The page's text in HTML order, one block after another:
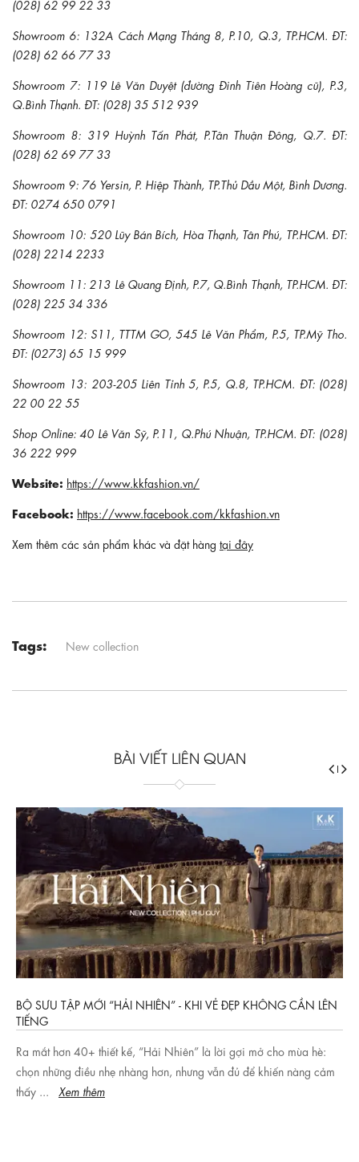
(028) 62 99 22 33
Showroom 6: 132A Cách Mạng Tháng 8, P.10, Q.3, TP.HCM. ĐT:
(028) 62 66 77 33
Showroom 7: 119 Lê Văn Duyệt (đường Đinh Tiên Hoàng cũ), P.3,
Q.Bình Thạnh. ĐT: (028) 35 512 939
Showroom 8: 319 Huỳnh Tấn Phát, P.Tân Thuận Đông, Q.7. ĐT:
(028) 62 69 77 33
Showroom 9: 76 Yersin, P. Hiệp Thành, TP.Thủ Dầu Một, Bình Dương.
ĐT: 0274 650 0791
Showroom 10: 520 Lũy Bán Bích, Hòa Thạnh, Tân Phú, TP.HCM. ĐT:
(028) 2214 2233
Showroom 11: 213 Lê Quang Định, P.7, Q.Bình Thạnh, TP.HCM. ĐT:
(028) 225 34 336
Showroom 12: S11, TTTM GO, 545 Lê Văn Phẩm, P.5, TP.Mỹ Tho.
ĐT: (0273) 65 15 999
Showroom 13: 203-205 Liên Tỉnh 5, P.5, Q.8, TP.HCM. ĐT: (028)
22 00 22 55
Shop Online: 40 Lê Văn Sỹ, P.11, Q.Phú Nhuận, TP.HCM. ĐT: (028)
36 222 999
Website: https://www.kkfashion.vn/
Facebook: https://www.facebook.com/kkfashion.vn
Xem thêm các sản phẩm khác và đặt hàng tại đây
Tags: New collection
BÀI VIẾT LIÊN QUAN
BỘ SƯU TẬP MỚI “HẢI NHIÊN” - KHI VẺ ĐẸP KHÔNG CẦN LÊN
TIẾNG
Ra mắt hơn 40+ thiết kế, “Hải Nhiên” là lời gợi mở cho mùa hè:
chọn những điều nhẹ nhàng hơn, nhưng vẫn đủ để khiến nàng cảm
thấy ...
Xem thêm